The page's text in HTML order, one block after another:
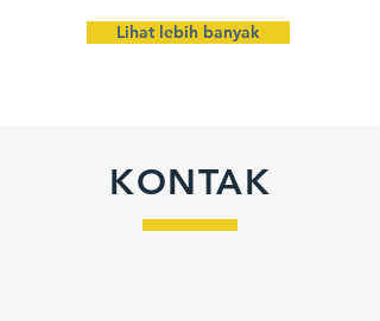
Lihat lebih banyak
KONTAK